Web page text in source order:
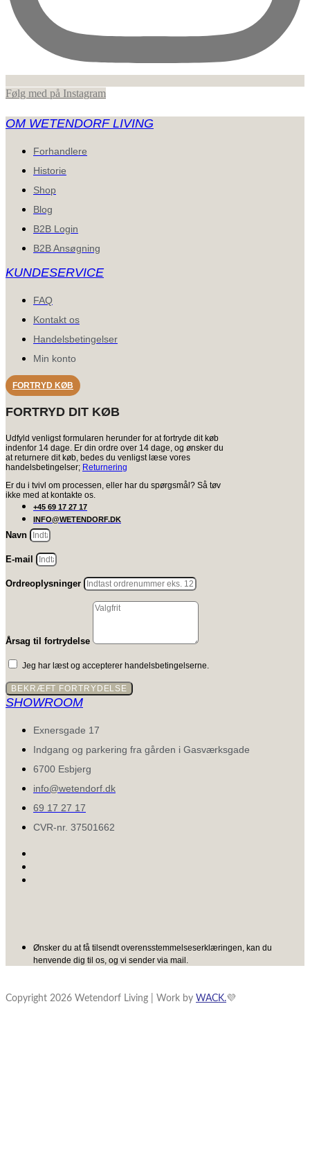
Følg med på Instagram
OM WETENDORF LIVING
Forhandlere
Historie
Shop
Blog
B2B Login
B2B Ansøgning
KUNDESERVICE
FAQ
Kontakt os
Handelsbetingelser
Min konto
FORTRYD KØB
FORTRYD DIT KØB
Udfyld venligst formularen herunder for at fortryde dit køb
indenfor 14 dage. Er din ordre over 14 dage, og ønsker du
at returnere dit køb, bedes du venligst læse vores
handelsbetingelser; Returnering
Er du i tvivl om processen, eller har du spørgsmål? Så tøv
ikke med at kontakte os.
+45 69 17 27 17
INFO@WETENDORF.DK
Navn
E-mail
Ordreoplysninger
Årsag til fortrydelse
Jeg har læst og accepterer handelsbetingelserne.
BEKRÆFT FORTRYDELSE
SHOWROOM
Exnersgade 17
Indgang og parkering fra gården i Gasværksgade
6700 Esbjerg
info@wetendorf.dk
69 17 27 17
CVR-nr. 37501662
Ønsker du at få tilsendt overensstemmelseserklæringen, kan du
henvende dig til os, og vi sender via mail.
Copyright 2026 Wetendorf Living | Work by WACK.💜